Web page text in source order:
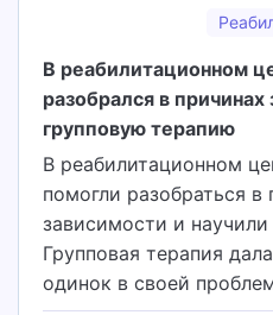
В реабилитационном
разобрался в
групповую терапию
В реабилитационном
помогли разобраться
зависимости и
Групповая терапия
одинок в своей